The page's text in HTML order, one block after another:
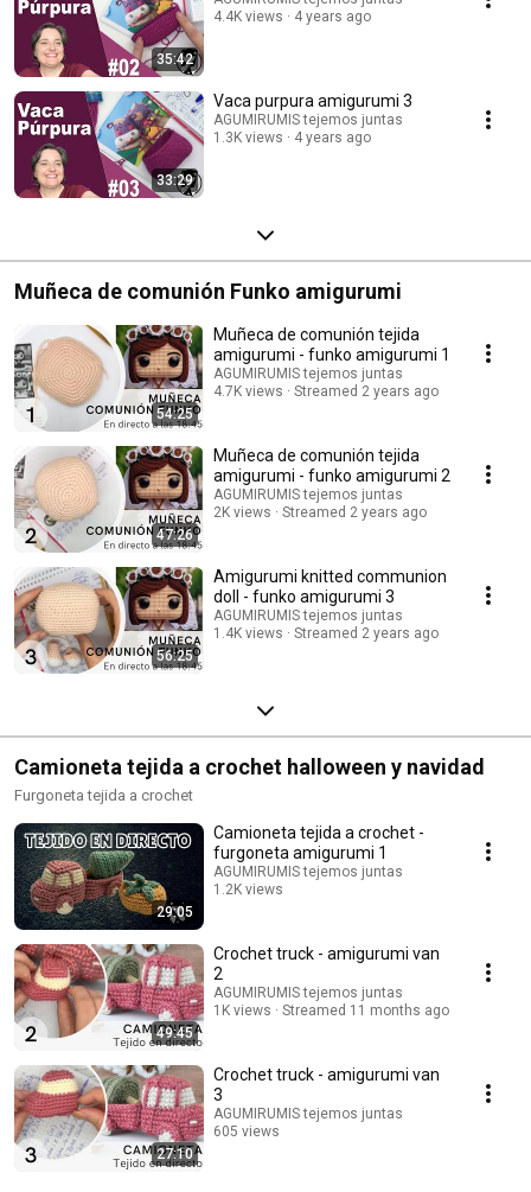
35:42
4.4K views
4 years ago
33:29
Vaca purpura amigurumi 3
AGUMIRUMIS tejemos juntas
1.3K views
4 years ago
Muñeca de comunión Funko amigurumi
54:25
Muñeca de comunión tejida
amigurumi - funko amigurumi 1
AGUMIRUMIS tejemos juntas
4.7K views
Streamed 2 years ago
47:26
Muñeca de comunión tejida
amigurumi - funko amigurumi 2
AGUMIRUMIS tejemos juntas
2K views
Streamed 2 years ago
56:25
Amigurumi knitted communion
doll - funko amigurumi 3
AGUMIRUMIS tejemos juntas
1.4K views
Streamed 2 years ago
Camioneta tejida a crochet halloween y navidad
Furgoneta tejida a crochet
29:05
Camioneta tejida a crochet -
furgoneta amigurumi 1
AGUMIRUMIS tejemos juntas
1.2K views
49:45
Crochet truck - amigurumi van
2
AGUMIRUMIS tejemos juntas
1K views
Streamed 11 months ago
27:10
Crochet truck - amigurumi van
3
AGUMIRUMIS tejemos juntas
605 views